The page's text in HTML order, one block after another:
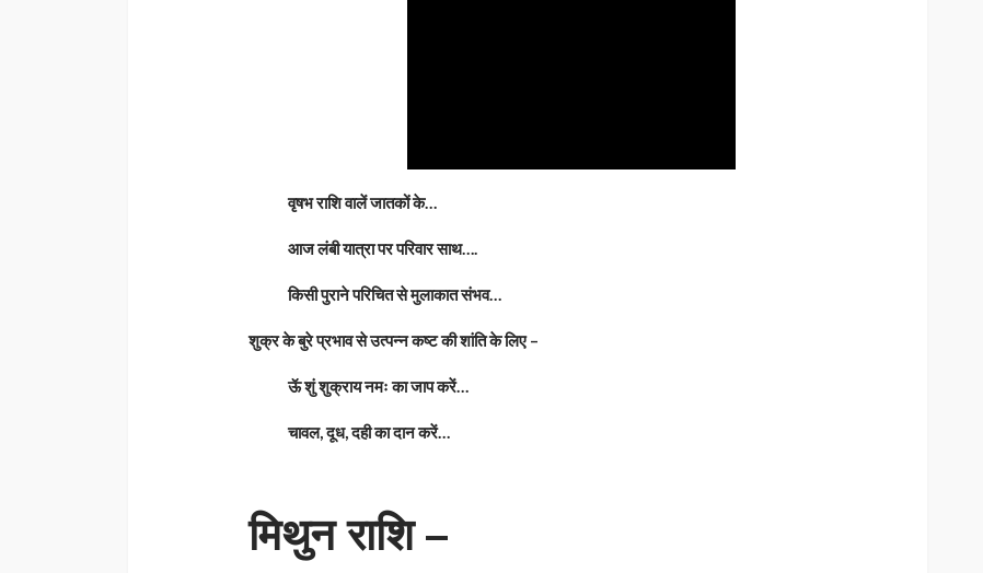
वृषभ राशि वालें जातकों के…
आज लंबी यात्रा पर परिवार साथ….
किसी पुराने परिचित से मुलाकात संभव…
शुक्र के बुरे प्रभाव से उत्पन्न कष्ट की शांति के लिए –
ऊॅ शुं शुक्राय नमः का जाप करें…
चावल, दूध, दही का दान करें…
मिथुन राशि –